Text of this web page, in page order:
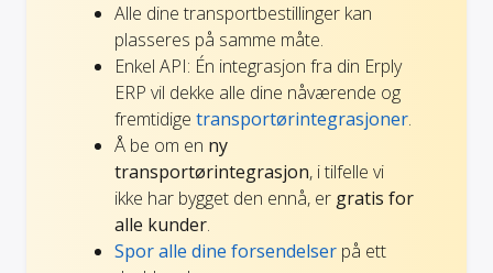
Alle dine transportbestillinger kan
plasseres på samme måte.
Enkel API: Én integrasjon fra din Erply
ERP vil dekke alle dine nåværende og
fremtidige transportørintegrasjoner.
Å be om en ny
transportørintegrasjon, i tilfelle vi
ikke har bygget den ennå, er gratis for
alle kunder.
Spor alle dine forsendelser på ett